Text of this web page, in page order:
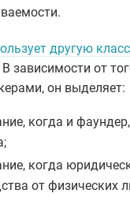
другую
зависимости от
он выделяет:
когда и
когда
от физических